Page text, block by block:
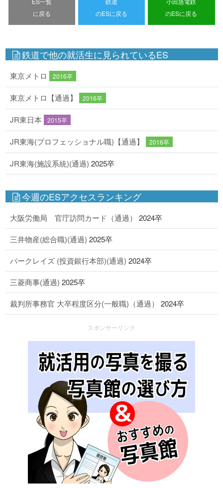
に戻る
のESに戻る
のESに戻る
鉄道で他の就活生に見られているES
東京メトロ 2016卒
東京メトロ【通過】 2016卒
JR東日本 2015卒
JR東海(プロフェッショナル職)【通過】 2016卒
JR東海(施設系統)(通過) 2025卒
今週のESアクセスランキング
大阪労働局 官庁訪問カード（通過） 2024卒
三井物産(総合職)(通過) 2025卒
バークレイズ (投資銀行本部)(通過) 2024卒
三菱商事(通過) 2025卒
裁判所事務官 大卒程度区分(一般職)（通過） 2024卒
スポンサーリンク